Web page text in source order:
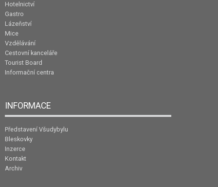
Hotelnictví
Gastro
Lázeňství
Mice
Vzdělávání
Cestovní kanceláře
Tourist Board
Informační centra
INFORMACE
Představení Všudybylu
Bleskovky
Inzerce
Kontakt
Archiv